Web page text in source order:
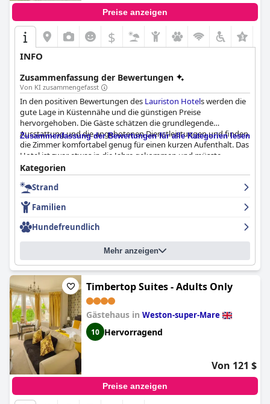
Preise anzeigen
$
INFO
Zusammenfassung der Bewertungen
Von KI zusammengefasst
In den positiven Bewertungen des Lauriston Hotels werden die
gute Lage in Küstennähe und die günstigen Preise
hervorgehoben. Die Gäste schätzen die grundlegende
Ausstattung und die angebotenen Dienstleistungen und finden
die Zimmer komfortabel genug für einen kurzen Aufenthalt. Das
Hotel ist zwar etwas in die Jahre gekommen und müsste
modernisiert werden, aber es bietet ein gutes Preis-Leistungs-
Verhältnis und ist eine gute Wahl für preisbewusste Reisende.
Insgesamt ist das
ein günstiges Hotel in Küstennähe suchen.
Zusammenfassung der Bewertungen für alle Kategorien lesen
Kategorien
Strand
Familien
Hundefreundlich
Mehr anzeigen
Timbertop Suites - Adults Only
Gästehaus in Weston-super-Mare
10 Hervorragend
Von 121 $
Preise anzeigen